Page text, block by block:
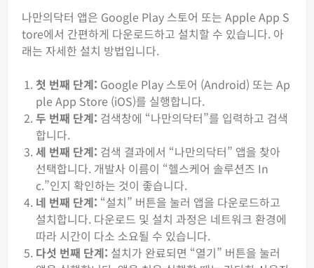
나만의닥터 앱은 Google Play 스토어 또는 Apple App S
tore에서 간편하게 다운로드하고 설치할 수 있습니다. 아
래는 자세한 설치 방법입니다.
첫 번째 단계: Google Play 스토어 (Android) 또는 Ap
ple App Store (iOS)를 실행합니다.
두 번째 단계: 검색창에 “나만의닥터”를 입력하고 검색
합니다.
세 번째 단계: 검색 결과에서 “나만의닥터” 앱을 찾아
선택합니다. 개발사 이름이 “헬스케어 솔루션즈 In
c.”인지 확인하는 것이 좋습니다.
네 번째 단계: “설치” 버튼을 눌러 앱을 다운로드하고
설치합니다. 다운로드 및 설치 과정은 네트워크 환경에
따라 시간이 다소 소요될 수 있습니다.
다섯 번째 단계: 설치가 완료되면 “열기” 버튼을 눌러